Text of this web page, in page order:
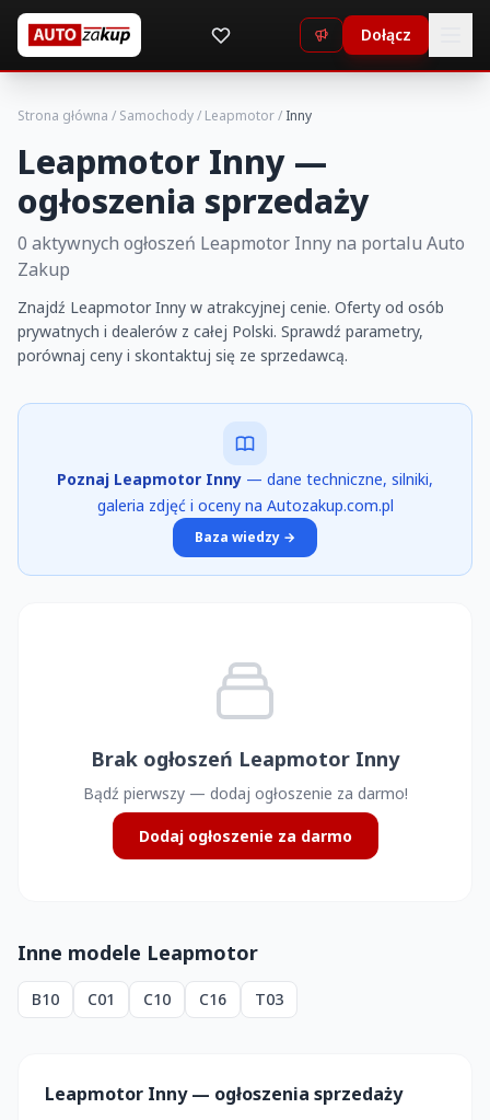
Dołącz
Strona główna / Samochody/ Leapmotor/ Inny
Leapmotor Inny —
ogłoszenia sprzedaży
0 aktywnych ogłoszeń Leapmotor Inny na portalu Auto
Zakup
Znajdź Leapmotor Inny w atrakcyjnej cenie. Oferty od osób
prywatnych i dealerów z całej Polski. Sprawdź parametry,
porównaj ceny i skontaktuj się ze sprzedawcą.
Poznaj Leapmotor Inny — dane techniczne, silniki,
galeria zdjęć i oceny na Autozakup.com.pl
Baza wiedzy →
Brak ogłoszeń Leapmotor Inny
Bądź pierwszy — dodaj ogłoszenie za darmo!
Dodaj ogłoszenie za darmo
Inne modele Leapmotor
B10 C01 C10 C16 T03
Leapmotor Inny — ogłoszenia sprzedaży